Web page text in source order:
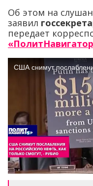
Об этом на
заявил
передает